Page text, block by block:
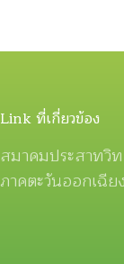
Link ที่เกี่ยวข้อง
สมาคมประสาทวิ
ภาคตะวันออกเฉีย